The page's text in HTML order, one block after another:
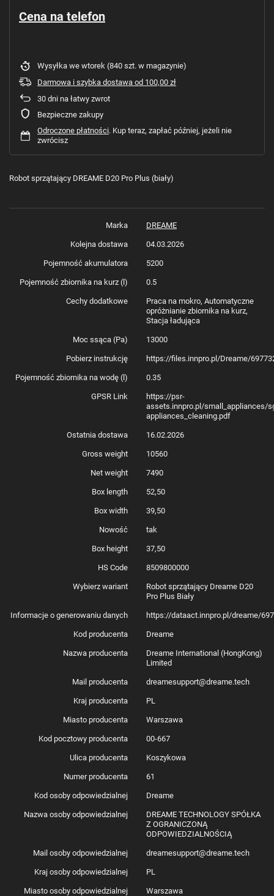
Cena na telefon
Wysyłka we wtorek (840 szt. w magazynie)
Darmowa i szybka dostawa od 100,00 zł
30 dni na łatwy zwrot
Bezpieczne zakupy
Odroczone płatności. Kup teraz, zapłać później, jeżeli nie
zwrócisz
Robot sprzątający DREAME D20 Pro Plus (biały)
Marka DREAME
Kolejna dostawa 04.03.2026
Pojemność akumulatora 5200
Pojemność zbiornika na kurz (l) 0.5
Cechy dodatkowe
Praca na mokro, Automatyczne
opróżnianie zbiornika na kurz,
Stacja ładująca
Moc ssąca (Pa) 13000
Pobierz instrukcję https://files.innpro.pl/Dreame/
Pojemność zbiornika na wodę (l) 0.35
GPSR Link
https://psr-
assets.innpro.pl/small_appliances/
appliances_cleaning.pdf
Ostatnia dostawa 16.02.2026
Gross weight 10560
Net weight 7490
Box length 52,50
Box width 39,50
Nowość tak
Box height 37,50
HS Code 8509800000
Wybierz wariant
Robot sprzątający Dreame D20
Pro Plus Biały
Informacje o generowaniu danych https://dataact.innpro.pl/dreame/
Kod producenta Dreame
Nazwa producenta
Dreame International (HongKong)
Limited
Mail producenta dreamesupport@dreame.tech
Kraj producenta PL
Miasto producenta Warszawa
Kod pocztowy producenta 00-667
Ulica producenta Koszykowa
Numer producenta 61
Kod osoby odpowiedzialnej Dreame
Nazwa osoby odpowiedzialnej
DREAME TECHNOLOGY SPÓŁKA
Z OGRANICZONĄ
ODPOWIEDZIALNOŚCIĄ
Mail osoby odpowiedzialnej dreamesupport@dreame.tech
Kraj osoby odpowiedzialnej PL
Miasto osoby odpowiedzialnej Warszawa